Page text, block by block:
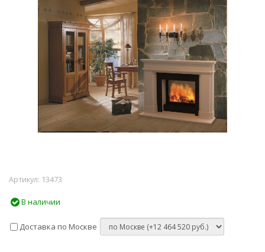
Артикул: 13473
В наличии
Доставка по Москве